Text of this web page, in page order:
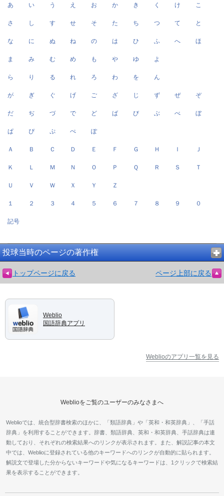
あ い う え お か き く け こ
さ し す せ そ た ち つ て と
な に ぬ ね の は ひ ふ へ ほ
ま み む め も や ゆ よ
ら り る れ ろ わ を ん
が ぎ ぐ げ ご ざ じ ず ぜ ぞ
だ ぢ づ で ど ば び ぶ べ ぼ
ぱ ぴ ぷ ぺ ぽ
Ａ Ｂ Ｃ Ｄ Ｅ Ｆ Ｇ Ｈ Ｉ Ｊ
Ｋ Ｌ Ｍ Ｎ Ｏ Ｐ Ｑ Ｒ Ｓ Ｔ
Ｕ Ｖ Ｗ Ｘ Ｙ Ｚ
１ ２ ３ ４ ５ ６ ７ ８ ９ ０
記号
投球当時のページの著作権
トップページに戻る ページ上部に戻る
Weblio
国語辞典アプリ
Weblioのアプリ一覧を見る
Weblioをご覧のユーザーのみなさまへ
Weblioでは、統合型辞書検索のほかに、「類語辞典」や「英和・和英辞典」、「手話
辞典」を利用することができます。辞書、類語辞典、英和・和英辞典、手話辞典は連
動しており、それぞれの検索結果へのリンクが表示されます。また、解説記事の本文
中では、Weblioに登録されている他のキーワードへのリンクが自動的に貼られます。
解説文で登場した分からないキーワードや気になるキーワードは、1クリックで検索結
果を表示することができます。